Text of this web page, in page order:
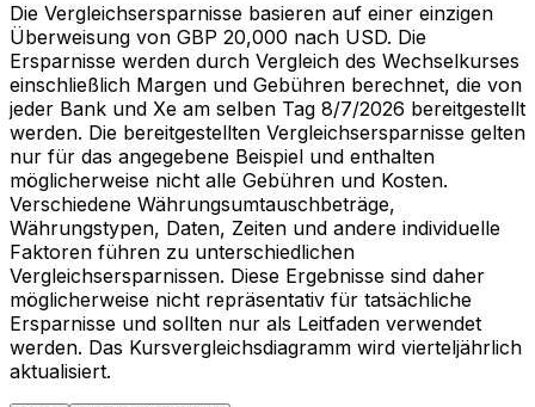
Die Vergleichsersparnisse basieren auf einer einzigen
Überweisung von GBP 20,000 nach USD. Die
Ersparnisse werden durch Vergleich des Wechselkurses
einschließlich Margen und Gebühren berechnet, die von
jeder Bank und Xe am selben Tag 8/7/2026 bereitgestellt
werden. Die bereitgestellten Vergleichsersparnisse gelten
nur für das angegebene Beispiel und enthalten
möglicherweise nicht alle Gebühren und Kosten.
Verschiedene Währungsumtauschbeträge,
Währungstypen, Daten, Zeiten und andere individuelle
Faktoren führen zu unterschiedlichen
Vergleichsersparnissen. Diese Ergebnisse sind daher
möglicherweise nicht repräsentativ für tatsächliche
Ersparnisse und sollten nur als Leitfaden verwendet
werden. Das Kursvergleichsdiagramm wird vierteljährlich
aktualisiert.